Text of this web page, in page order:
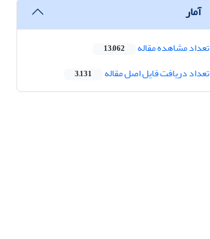
آمار
تعداد مشاهده مقاله 13,062
تعداد دریافت فایل اصل مقاله 3,131